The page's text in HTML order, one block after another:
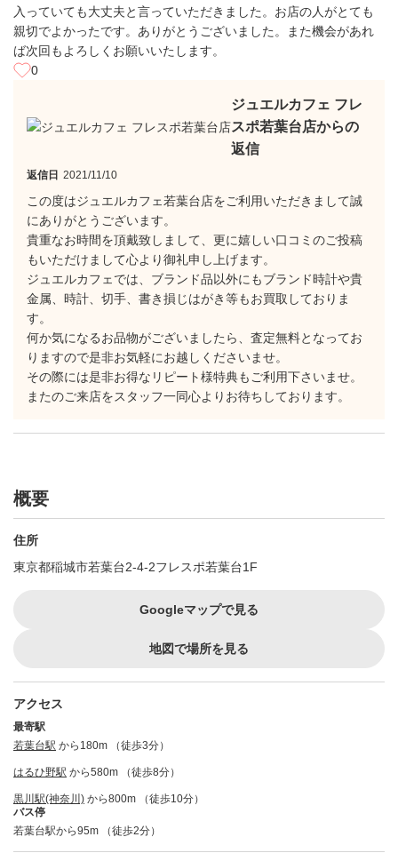
入っていても大丈夫と言っていただきました。お店の人がとても
親切でよかったです。ありがとうございました。また機会があれ
ば次回もよろしくお願いいたします。
0
ジュエルカフェ フレ
スポ若葉台店からの
返信
返信日 2021/11/10
この度はジュエルカフェ若葉台店をご利用いただきまして誠
にありがとうございます。
貴重なお時間を頂戴致しまして、更に嬉しい口コミのご投稿
もいただけまして心より御礼申し上げます。
ジュエルカフェでは、ブランド品以外にもブランド時計や貴
金属、時計、切手、書き損じはがき等もお買取しておりま
す。
何か気になるお品物がございましたら、査定無料となってお
りますので是非お気軽にお越しくださいませ。
その際には是非お得なリピート様特典もご利用下さいませ。
またのご来店をスタッフ一同心よりお待ちしております。
概要
住所
東京都稲城市若葉台2-4-2フレスポ若葉台1F
Googleマップで見る
地図で場所を見る
アクセス
最寄駅
若葉台駅 から180m （徒歩3分）
はるひ野駅 から580m （徒歩8分）
黒川駅(神奈川) から800m （徒歩10分）
バス停
若葉台駅から95m （徒歩2分）